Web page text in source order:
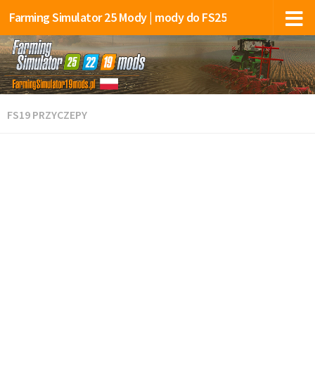
Farming Simulator 25 Mody | mody do FS25
FS19 PRZYCZEPY